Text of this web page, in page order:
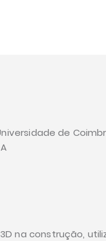
de
na construção,